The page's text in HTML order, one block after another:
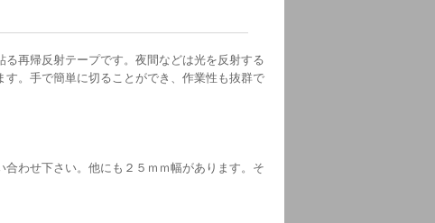
再帰反射テープです。夜間などは光を反射する
。手で簡単に切ることができ、作業性も抜群で
わせ下さい。他にも２５ｍｍ幅があります。そ